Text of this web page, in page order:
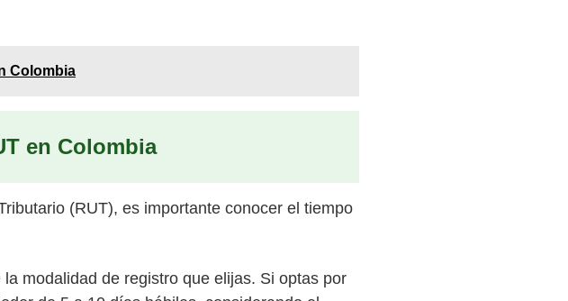
Colombia
en Colombia
(RUT), es importante conocer el tiempo
modalidad de registro que elijas. Si optas por